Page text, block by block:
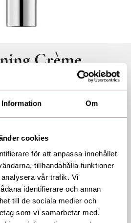
Information Om
cookies
för att anpassa innehållet
tillhandahålla funktioner
vår trafik. Vi
identifierare och annan
till de sociala medier och
som vi samarbetar med.
Crème
anti-age formula med retinol och
för att reducera linjer, mörka
Nettovikt 15 g/0,5 oz.
ändring
(Shea) Butter, Butylene Glycol, Cetyl